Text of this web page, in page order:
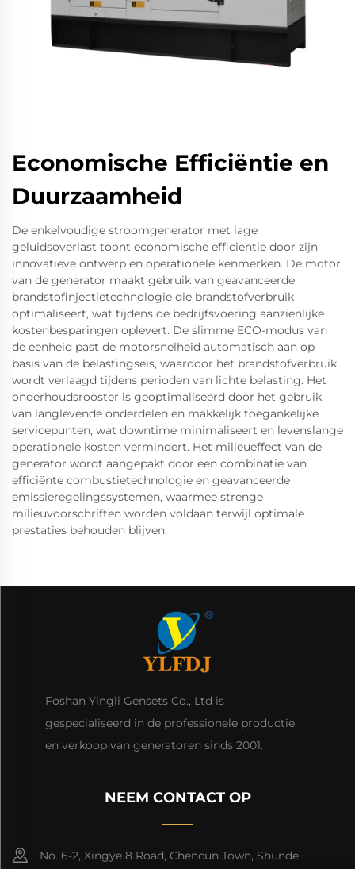
Economische Efficiëntie en
Duurzaamheid
De enkelvoudige stroomgenerator met lage
geluidsoverlast toont economische efficientie door zijn
innovatieve ontwerp en operationele kenmerken. De motor
van de generator maakt gebruik van geavanceerde
brandstofinjectietechnologie die brandstofverbruik
optimaliseert, wat tijdens de bedrijfsvoering aanzienlijke
kostenbesparingen oplevert. De slimme ECO-modus van
de eenheid past de motorsnelheid automatisch aan op
basis van de belastingseis, waardoor het brandstofverbruik
wordt verlaagd tijdens perioden van lichte belasting. Het
onderhoudsrooster is geoptimaliseerd door het gebruik
van langlevende onderdelen en makkelijk toegankelijke
servicepunten, wat downtime minimaliseert en levenslange
operationele kosten vermindert. Het milieueffect van de
generator wordt aangepakt door een combinatie van
efficiënte combustietechnologie en geavanceerde
emissieregelingssystemen, waarmee strenge
milieuvoorschriften worden voldaan terwijl optimale
prestaties behouden blijven.
Foshan Yingli Gensets Co., Ltd is
gespecialiseerd in de professionele productie
en verkoop van generatoren sinds 2001.
NEEM CONTACT OP
No. 6-2, Xingye 8 Road, Chencun Town, Shunde